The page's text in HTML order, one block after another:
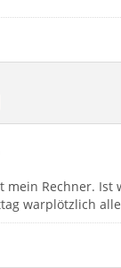
mein Rechner. Ist
warplötzlich